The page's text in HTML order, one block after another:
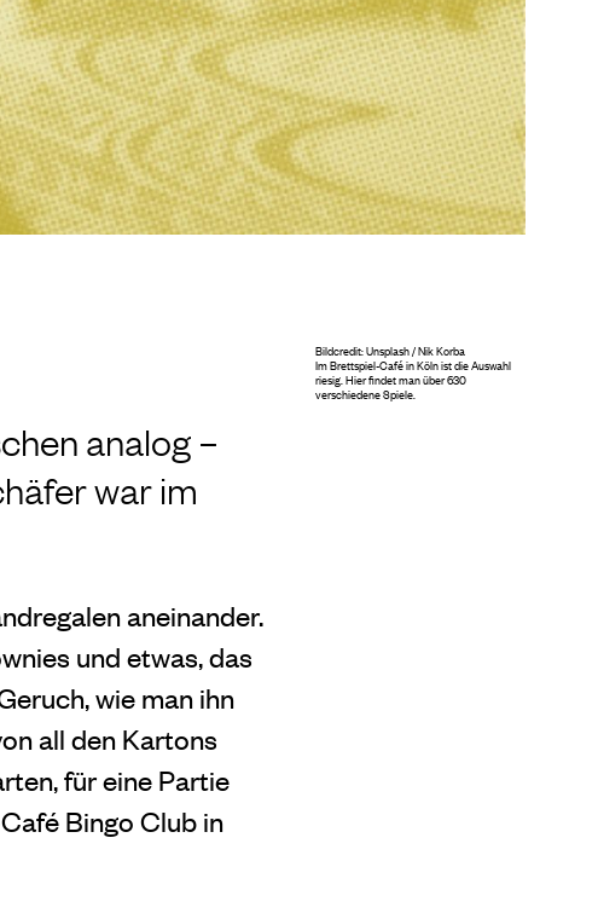
analog –
war im
aneinander.
und etwas, das
wie man ihn
all den Kartons
für eine Partie
Bingo Club in
Bildcredit: Unsplash / Nik Korba
Im Brettspiel-Café in Köln ist die Auswahl
riesig. Hier findet man über 630
verschiedene Spiele.